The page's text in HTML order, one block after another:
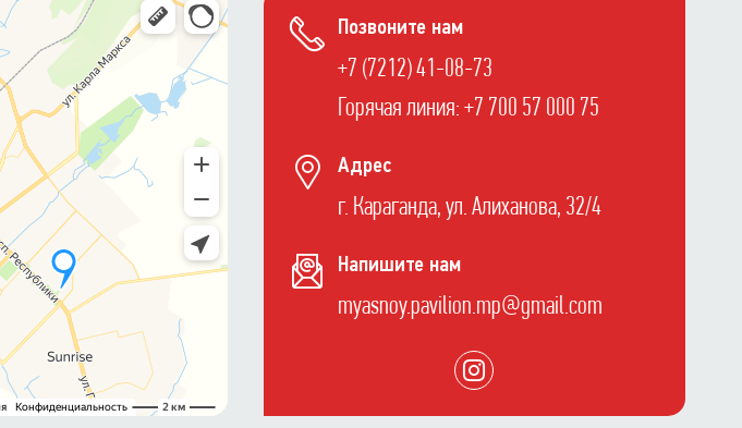
Позвоните нам
+7 (7212) 41-08-73
Горячая линия: +7 700 57 000 75
Адрес
г. Караганда, ул. Алиханова, 32/4
Напишите нам
myasnoy.pavilion.mp@gmail.com